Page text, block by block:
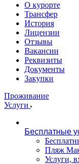
О курорте
Трансфер
История
Лицензии
Отзывы
Вакансии
Реквизиты
Документы
Закупки
Проживание
Услуги
Бесплатные
Пляж
Услуги,